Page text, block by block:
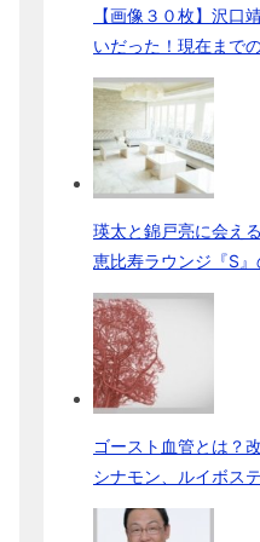
【画像３０枚】沢口
いだった！現在まで
瑛太と錦戸亮に会え
恵比寿ラウンジ『S
ゴースト血管とは？
シナモン、ルイボス